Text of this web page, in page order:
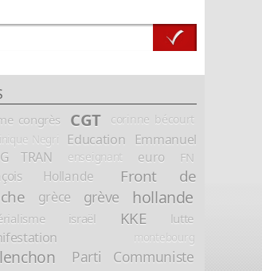
congrès CGT corinne bécourt
Negri Education
Emmanuel
TRAN
enseignant euro FN
Hollande
Front de
grèce grève hollande
israël KKE lutte
montebourg
Parti Communiste